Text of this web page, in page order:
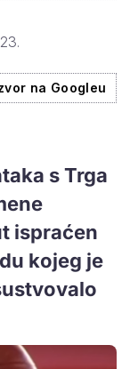
na Googleu
s Trga
ispraćen
kojeg je